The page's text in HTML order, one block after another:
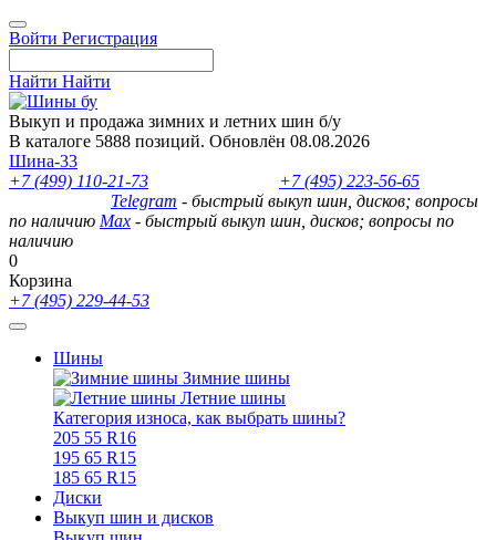
Войти Регистрация
Найти Найти
Выкуп и продажа зимних и летних шин б/у
В каталоге 5888 позиций. Обновлён 08.08.2026
Шина-33
+7 (499) 110-21-73
+7 (495) 223-56-65
Telegram - быстрый выкуп шин, дисков; вопросы
по наличию Max - быстрый выкуп шин, дисков; вопросы по
наличию
0
Корзина
+7 (495) 229-44-53
Шины
Зимние шины
Летние шины
Категория износа, как выбрать шины?
205 55 R16
195 65 R15
185 65 R15
Диски
Выкуп шин и дисков